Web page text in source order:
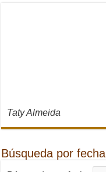
Taty Almeida
Búsqueda por fecha